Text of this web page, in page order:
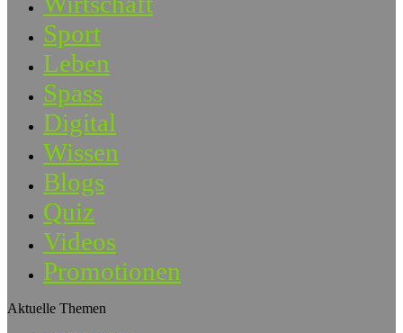
Sport
Leben
Spass
Digital
Wissen
Blogs
Quiz
Videos
Promotionen
Aktuelle Themen